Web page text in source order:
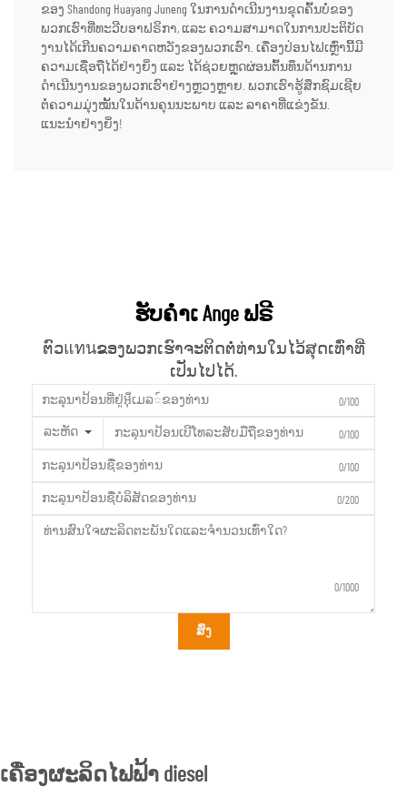
ຂອງ Shandong Huayang Juneng ໃນການດຳເນີນງານຂຸດຄົ້ນບໍ່ຂອງ
ພວກເຮົາທີ່ທະວີບອາຟຣິກາ, ແລະ ຄວາມສາມາດໃນການປະຕິບັດ
ງານໄດ້ເກີນຄວາມຄາດຫວັງຂອງພວກເຮົາ. ເຄື່ອງປ່ອນໄຟເຫຼົ່ານີ້ມີ
ຄວາມເຊື່ອຖືໄດ້ຢ່າງຍິ່ງ ແລະ ໄດ້ຊ່ວຍຫຼຸດຜ່ອນຕົ້ນທຶນດ້ານການ
ດຳເນີນງານຂອງພວກເຮົາຢ່າງຫຼວງຫຼາຍ. ພວກເຮົາຮູ້ສຶກຊົມເຊີຍ
ຕໍ່ຄວາມມຸ່ງໝັ້ນໃນດ້ານຄຸນນະພາບ ແລະ ລາຄາທີ່ແຂ່ງຂັນ.
ແນະນຳຢ່າງຍິ່ງ!
ຮັບຄຳເ Ange ຟຣີ
ຕົວแทนຂອງພວກເຮົາຈະຕິດຕໍ່ທ່ານໃນໄວ້ສຸດເທົ່າທີ່
ເປັນໄປໄດ້.
0/100
ລະຫັດ 0/100
0/100
0/200
0/1000
ສົ່ງ
ເຄື່ອງຜະລິດໄຟຟ້າ diesel